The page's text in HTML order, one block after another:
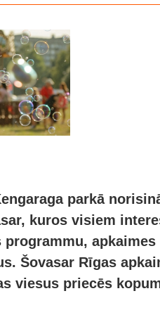
parkā
kuros visiem
programmu,
Šovasar Rīgas
viesus priecēs